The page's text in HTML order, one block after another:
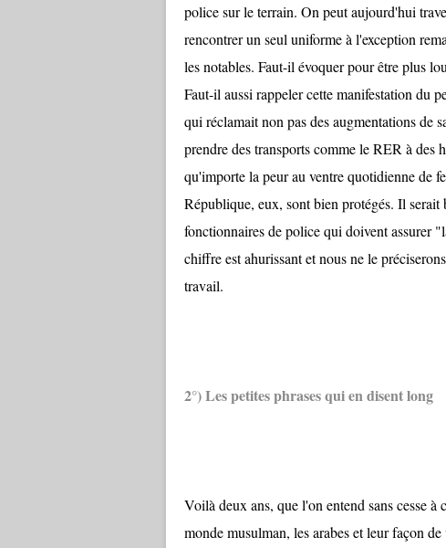
police sur le terrain. On peut aujourd'hui
rencontrer un seul uniforme à l'exception
les notables. Faut-il évoquer pour être plus
Faut-il aussi rappeler cette manifestation du
qui réclamait non pas des augmentations de
prendre des transports comme le RER à des
qu'importe la peur au ventre quotidienne de
République, eux, sont bien protégés. Il
fonctionnaires de police qui doivent assurer
chiffre est ahurissant et nous ne le
travail.
2°) Les petites phrases qui en disent long
Voilà deux ans, que l'on entend sans cesse à
monde musulman, les arabes et leur façon